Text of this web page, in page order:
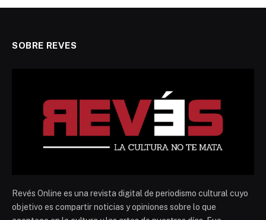
SOBRE REVES
Revés Online es una revista digital de periodismo cultural cuyo
objetivo es compartir noticias y opiniones sobre lo que